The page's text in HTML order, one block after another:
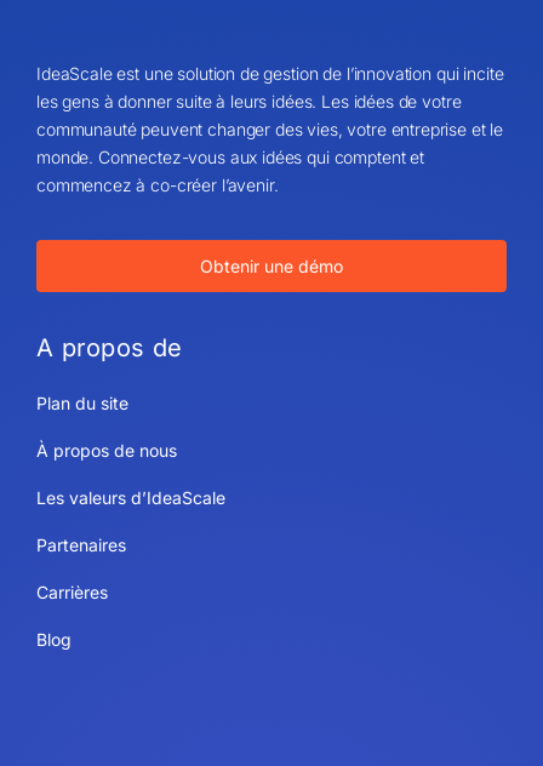
IdeaScale est une solution de gestion de l’innovation qui incite
les gens à donner suite à leurs idées. Les idées de votre
communauté peuvent changer des vies, votre entreprise et le
monde. Connectez-vous aux idées qui comptent et
commencez à co-créer l’avenir.
Obtenir une démo
A propos de
Plan du site
À propos de nous
Les valeurs d’IdeaScale
Partenaires
Carrières
Blog